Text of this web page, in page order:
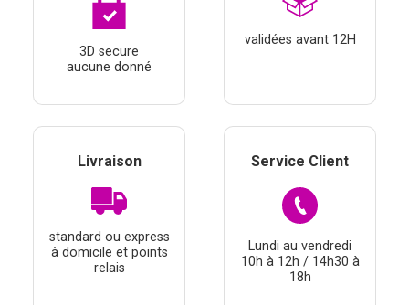
3D secure
aucune donné
validées avant 12H
Livraison
standard ou express
à domicile et points
relais
Service Client
Lundi au vendredi
10h à 12h / 14h30 à
18h